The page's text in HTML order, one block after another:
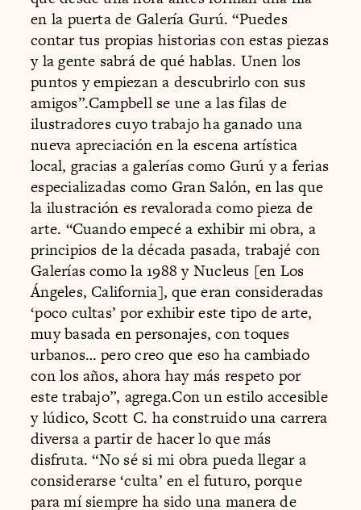
en la puerta de Galería Gurú. “Puedes
contar tus propias historias con estas piezas
y la gente sabrá de qué hablas. Unen los
puntos y empiezan a descubrirlo con sus
amigos”.Campbell se une a las filas de
ilustradores cuyo trabajo ha ganado una
nueva apreciación en la escena artística
local, gracias a galerías como Gurú y a ferias
especializadas como Gran Salón, en las que
la ilustración es revalorada como pieza de
arte. “Cuando empecé a exhibir mi obra, a
principios de la década pasada, trabajé con
Galerías como la 1988 y Nucleus [en Los
Ángeles, California], que eran consideradas
‘poco cultas’ por exhibir este tipo de arte,
muy basada en personajes, con toques
urbanos… pero creo que eso ha cambiado
con los años, ahora hay más respeto por
este trabajo”, agrega.Con un estilo accesible
y lúdico, Scott C. ha construido una carrera
diversa a partir de hacer lo que más
disfruta. “No sé si mi obra pueda llegar a
considerarse ‘culta’ en el futuro, porque
para mí siempre ha sido una manera de